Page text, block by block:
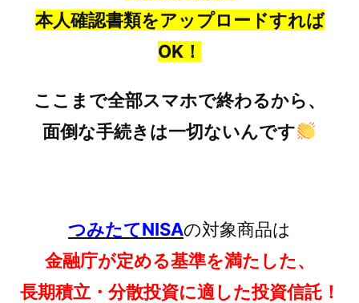
本人確認書類をアップロードすれば
OK！
ここまで全部スマホで終わるから、
面倒な手続きは一切ないんです
つみたてNISAの対象商品は
金融庁が定める基準を満たした、
長期積立・分散投資に適した投資信託！